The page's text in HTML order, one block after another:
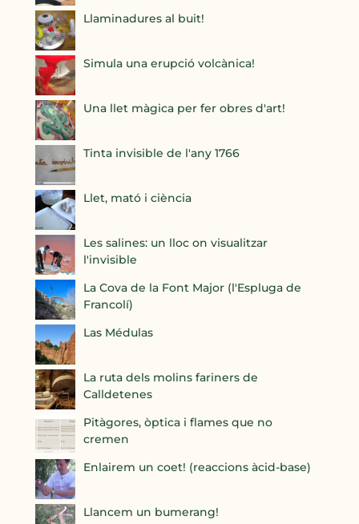
Llaminadures al buit!
Simula una erupció volcànica!
Una llet màgica per fer obres d'art!
Tinta invisible de l'any 1766
Llet, mató i ciència
Les salines: un lloc on visualitzar
l'invisible
La Cova de la Font Major (l'Espluga de
Francolí)
Las Médulas
La ruta dels molins fariners de
Calldetenes
Pitàgores, òptica i flames que no
cremen
Enlairem un coet! (reaccions àcid-base)
Llancem un bumerang!